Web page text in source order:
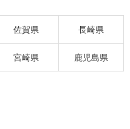
佐賀県 長崎県
宮崎県 鹿児島県